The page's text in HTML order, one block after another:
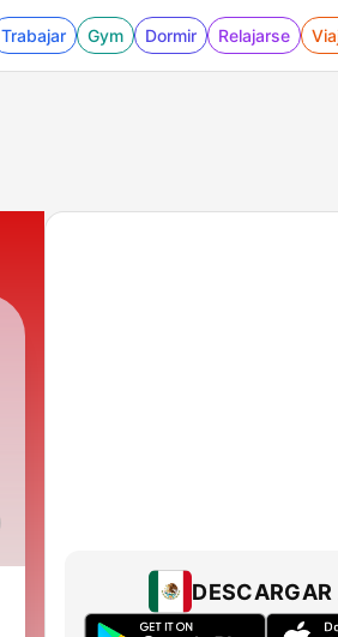
Trabajar Gym Dormir Relajarse
DESCARGAR